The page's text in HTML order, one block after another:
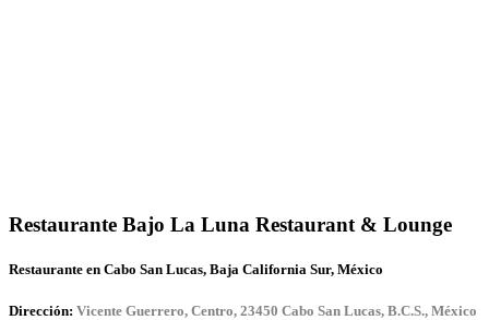
Restaurante Bajo La Luna Restaurant & Lounge
Restaurante en Cabo San Lucas, Baja California Sur, México
Dirección: Vicente Guerrero, Centro, 23450 Cabo San Lucas, B.C.S., México